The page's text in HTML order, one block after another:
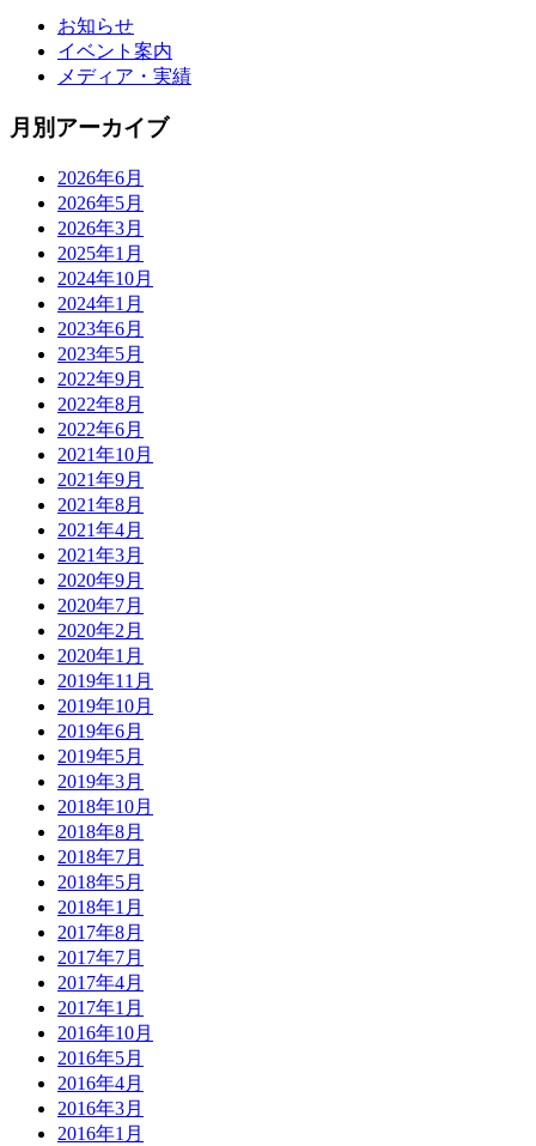
お知らせ
イベント案内
メディア・実績
月別アーカイブ
2026年6月
2026年5月
2026年3月
2025年1月
2024年10月
2024年1月
2023年6月
2023年5月
2022年9月
2022年8月
2022年6月
2021年10月
2021年9月
2021年8月
2021年4月
2021年3月
2020年9月
2020年7月
2020年2月
2020年1月
2019年11月
2019年10月
2019年6月
2019年5月
2019年3月
2018年10月
2018年8月
2018年7月
2018年5月
2018年1月
2017年8月
2017年7月
2017年4月
2017年1月
2016年10月
2016年5月
2016年4月
2016年3月
2016年1月